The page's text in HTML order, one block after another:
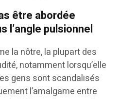
être abordée
l’angle pulsionnel
la nôtre, la plupart des
notamment lorsqu’elle
gens sont scandalisés
l’amalgame entre